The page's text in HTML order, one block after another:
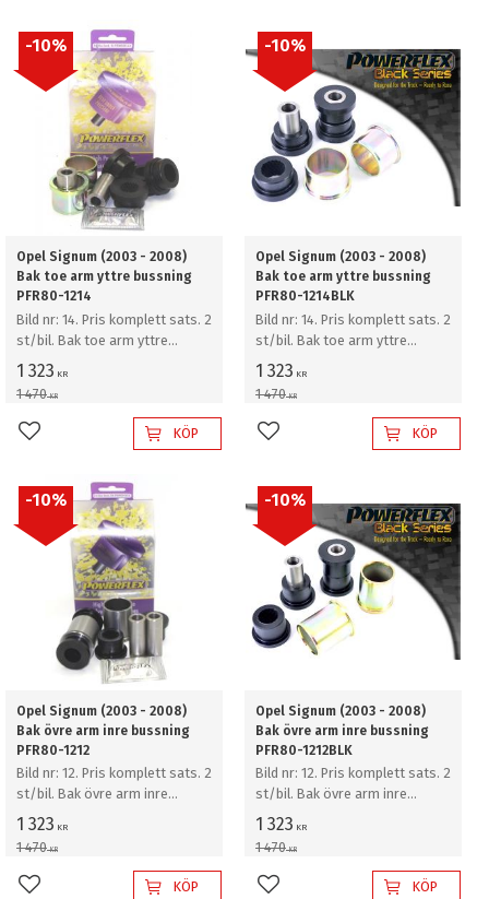
Opel Signum (2003 - 2008)
Bak toe arm yttre bussning
PFR80-1214
Bild nr: 14. Pris komplett sats. 2
st/bil. Bak toe arm yttre
bussning
1 323 KR
1 470KR
10%
Lägg till i favoriterKÖP
Opel Signum (2003 - 2008)
Bak toe arm yttre bussning
PFR80-1214BLK
Bild nr: 14. Pris komplett sats. 2
st/bil. Bak toe arm yttre
bussning
1 323 KR
1 470KR
10%
Lägg till i favoriterKÖP
Opel Signum (2003 - 2008)
Bak övre arm inre bussning
PFR80-1212
Bild nr: 12. Pris komplett sats. 2
st/bil. Bak övre arm inre
bussning
1 323 KR
1 470KR
10%
KÖP
Opel Signum (2003 - 2008)
Bak övre arm inre bussning
PFR80-1212BLK
Bild nr: 12. Pris komplett sats. 2
st/bil. Bak övre arm inre
bussning
1 323 KR
1 470KR
10%
KÖP